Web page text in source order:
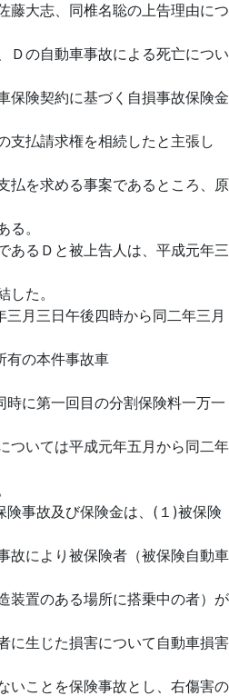
藤大志、同椎名聡の上告理由につ
の自動車事故による死亡につい
保険契約に基づく自損事故保険金
支払請求権を相続したと主張し
払を求める事案であるところ、原
。
るＤと被上告人は、平成元年三
した。
三日午後四時から同二年三月
の本件事故車
に第一回目の分割保険料一万一
ついては平成元年五月から同二年
事故及び保険金は、(１)被保険
故により被保険者（被保険自動車
装置のある場所に搭乗中の者）が
に生じた損害について自動車損害
いことを保険事故とし、右傷害の